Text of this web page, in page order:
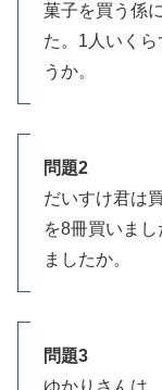
菓子を買う係
た。1人いく
うか。
問題2
だいすけ君は
を8冊買いま
ましたか。
問題3
ゆかりさんは